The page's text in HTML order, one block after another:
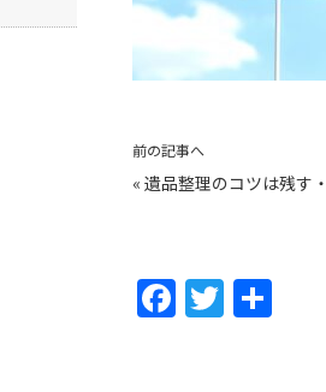
前の記事へ
« 遺品整理のコツは残す
F T